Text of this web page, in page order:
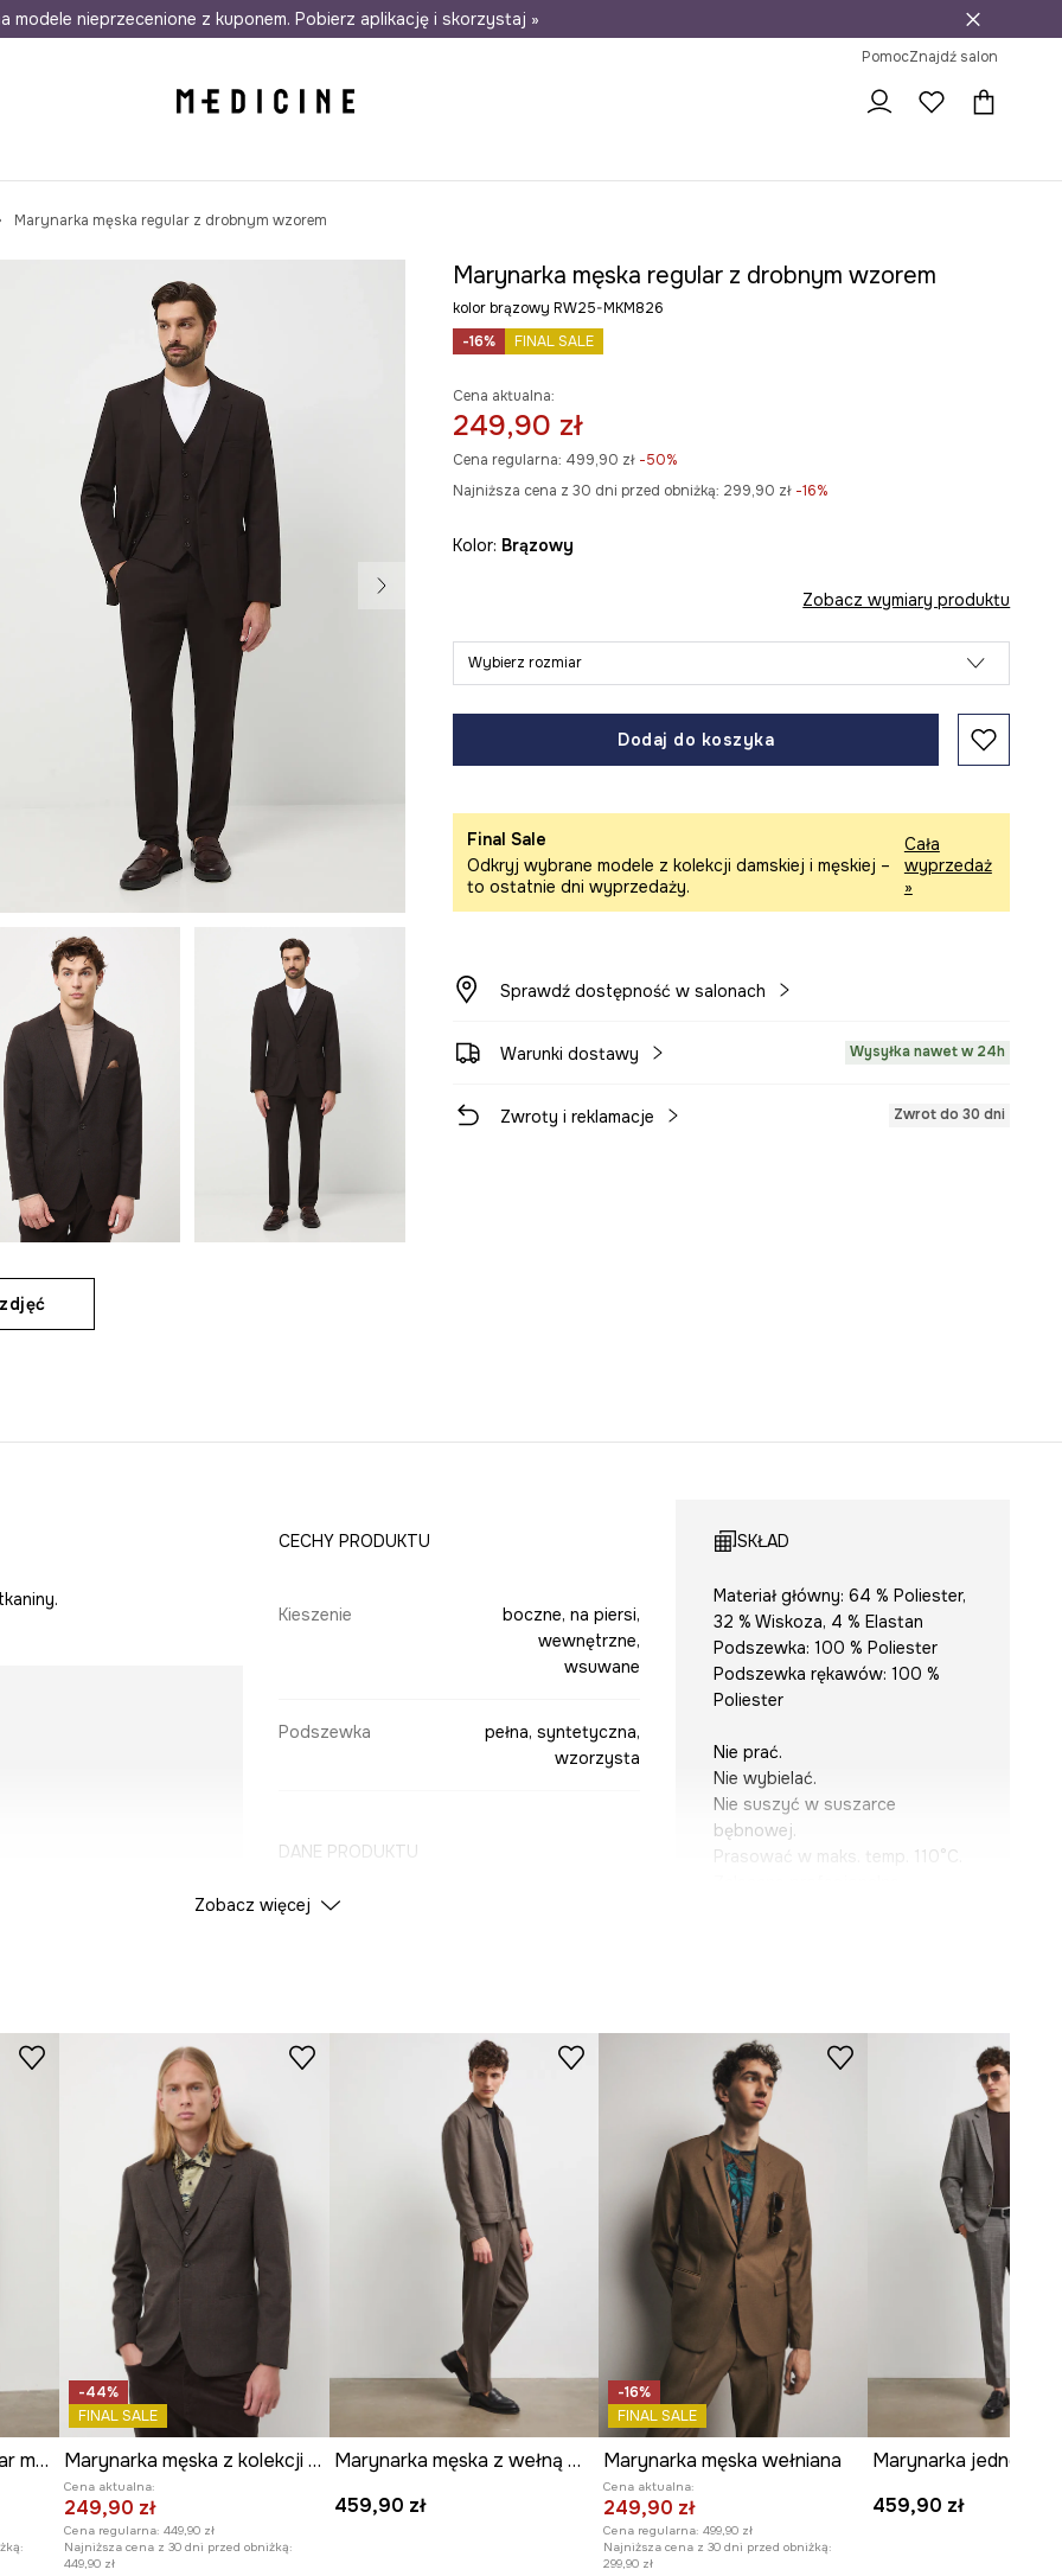
w 24h Darmowa dostawa do salonów 30 dni na zwrot
modele nieprzecenione z kuponem. Pobierz aplikację i skorzystaj »
PomocZnajdź salon
Marynarka męska regular z drobnym wzorem
Marynarka męska regular z drobnym wzorem
kolor brązowy RW25-MKM826
-16%
FINAL SALE
Cena aktualna:
249,90 zł
Cena regularna: 499,90 zł-50%
Najniższa cena z 30 dni przed obniżką: 299,90 zł -16%
Kolor: brązowy
Zobacz wymiary produktu
Wybierz rozmiar
Dodaj do koszyka
Final Sale
Odkryj wybrane modele z kolekcji damskiej i męskiej –
to ostatnie dni wyprzedaży.
Cała
wyprzedaż
»
Sprawdź dostępność w salonach
Warunki dostawy Wysyłka nawet w 24h
Zwroty i reklamacje Zwrot do 30 dni
CECHY PRODUKTU
Kieszenie
boczne, na piersi,
wewnętrzne,
wsuwane
Podszewka
pełna, syntetyczna,
wzorzysta
DANE PRODUKTU
Producent
SKŁAD
Materiał główny: 64 % Poliester,
32 % Wiskoza, 4 % Elastan
Podszewka: 100 % Poliester
Podszewka rękawów: 100 %
Poliester
Nie prać.
Nie wybielać.
Nie suszyć w suszarce
bębnowej.
Prasować w maks. temp. 110°C.
Krój: regular fit
Rodzaj rękawa
: klasyczny
Zobacz więcej
Marynarka męska regular melanżowa
-44%
FINAL SALE
Marynarka męska z kolekcji Zamek Królewski na Wawelu x Medicine
Cena aktualna:
249,90 zł
Cena regularna: 449,90 zł
Najniższa cena z 30 dni przed obniżką:
449,90 zł
Marynarka męska z wełną melanżowa
459,90 zł
-16%
FINAL SALE
Marynarka męska wełniana
Cena aktualna:
249,90 zł
Cena regularna: 499,90 zł
Najniższa cena z 30 dni przed obniżką:
299,90 zł
459,90 zł